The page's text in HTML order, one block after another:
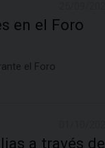
en el Foro
el Foro
a través de